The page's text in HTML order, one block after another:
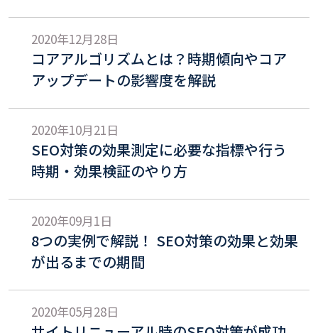
2020年12月28日
コアアルゴリズムとは？時期傾向やコア
アップデートの影響度を解説
2020年10月21日
SEO対策の効果測定に必要な指標や行う
時期・効果検証のやり方
2020年09月1日
8つの実例で解説！ SEO対策の効果と効果
が出るまでの期間
2020年05月28日